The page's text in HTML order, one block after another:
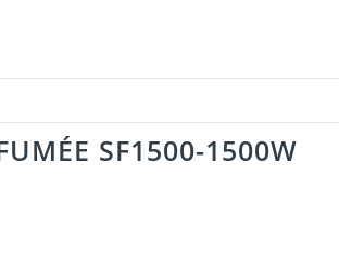
SF1500-1500W